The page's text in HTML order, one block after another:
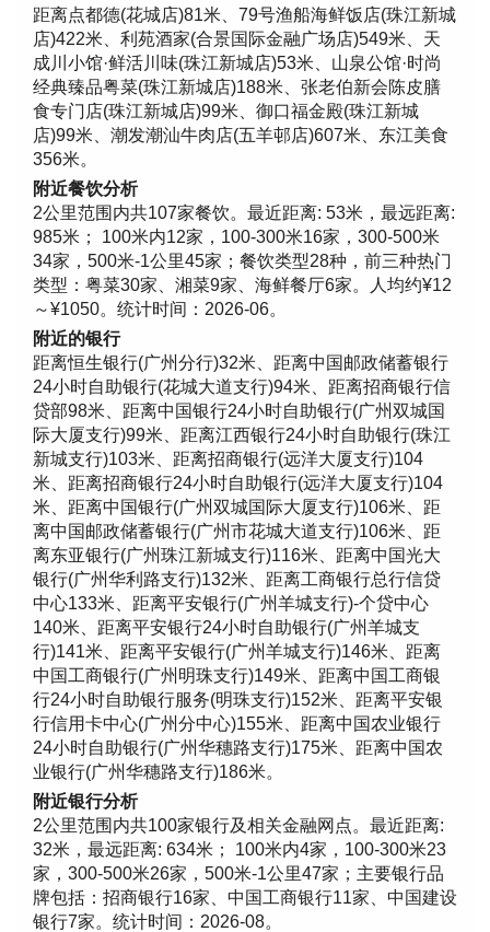
距离点都德(花城店)81米、79号渔船海鲜饭店(珠江新城
店)422米、利苑酒家(合景国际金融广场店)549米、天
成川小馆·鲜活川味(珠江新城店)53米、山泉公馆·时尚
经典臻品粤菜(珠江新城店)188米、张老伯新会陈皮膳
食专门店(珠江新城店)99米、御口福金殿(珠江新城
店)99米、潮发潮汕牛肉店(五羊邨店)607米、东江美食
356米。
附近餐饮分析
2公里范围内共107家餐饮。最近距离: 53米，最远距离:
985米； 100米内12家，100-300米16家，300-500米
34家，500米-1公里45家；餐饮类型28种，前三种热门
类型：粤菜30家、湘菜9家、海鲜餐厅6家。人均约¥12
～¥1050。统计时间：2026-06。
附近的银行
距离恒生银行(广州分行)32米、距离中国邮政储蓄银行
24小时自助银行(花城大道支行)94米、距离招商银行信
贷部98米、距离中国银行24小时自助银行(广州双城国
际大厦支行)99米、距离江西银行24小时自助银行(珠江
新城支行)103米、距离招商银行(远洋大厦支行)104
米、距离招商银行24小时自助银行(远洋大厦支行)104
米、距离中国银行(广州双城国际大厦支行)106米、距
离中国邮政储蓄银行(广州市花城大道支行)106米、距
离东亚银行(广州珠江新城支行)116米、距离中国光大
银行(广州华利路支行)132米、距离工商银行总行信贷
中心133米、距离平安银行(广州羊城支行)-个贷中心
140米、距离平安银行24小时自助银行(广州羊城支
行)141米、距离平安银行(广州羊城支行)146米、距离
中国工商银行(广州明珠支行)149米、距离中国工商银
行24小时自助银行服务(明珠支行)152米、距离平安银
行信用卡中心(广州分中心)155米、距离中国农业银行
24小时自助银行(广州华穗路支行)175米、距离中国农
业银行(广州华穗路支行)186米。
附近银行分析
2公里范围内共100家银行及相关金融网点。最近距离:
32米，最远距离: 634米； 100米内4家，100-300米23
家，300-500米26家，500米-1公里47家；主要银行品
牌包括：招商银行16家、中国工商银行11家、中国建设
银行7家。统计时间：2026-08。